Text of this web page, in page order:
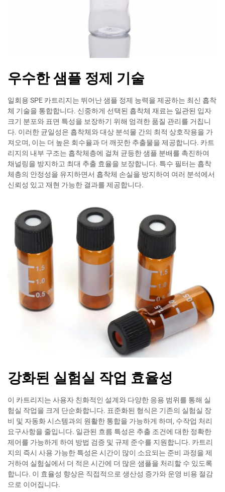
우수한 샘플 정제 기술
일회용 SPE 카트리지는 뛰어난 샘플 정제 능력을 제공하는 최신 흡착
체 기술을 통합합니다. 신중하게 선택된 흡착체 재료는 일관된 입자
크기 분포와 표면 특성을 보장하기 위해 엄격한 품질 관리를 거칩니
다. 이러한 균일성은 흡착체와 대상 분석물 간의 최적 상호작용을 가
져오며, 이는 더 높은 회수율과 더 깨끗한 추출물을 제공합니다. 카트
리지의 내부 구조는 흡착체층에 걸쳐 균등한 샘플 분배를 촉진하여
채널링을 방지하고 최대 추출 효율을 보장합니다. 특수 필터는 흡착
체층의 안정성을 유지하면서 흡착체 손실을 방지하여 여러 분석에서
신뢰성 있고 재현 가능한 결과를 제공합니다.
강화된 실험실 작업 효율성
이 카트리지는 사용자 친화적인 설계와 다양한 응용 범위를 통해 실
험실 작업을 크게 단순화합니다. 표준화된 형식은 기존의 실험실 장
비 및 자동화 시스템과의 원활한 통합을 가능하게 하며, 수작업 처리
요구사항을 줄입니다. 일관된 흐름 특성은 추출 조건에 대한 정확한
제어를 가능하게 하여 방법 검증 및 규제 준수를 지원합니다. 카트리
지의 즉시 사용 가능한 특성은 시간이 많이 소요되는 준비 과정을 제
거하여 실험실에서 더 적은 시간에 더 많은 샘플을 처리할 수 있도록
합니다. 이 효율성 향상은 직접적으로 생산성 증가와 운영 비용 절감
으로 이어집니다.